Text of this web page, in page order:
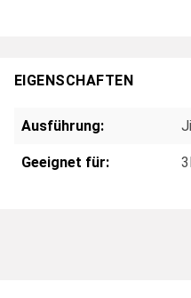
EIGENSCHAFTEN
Ausführung:
Geeignet für: